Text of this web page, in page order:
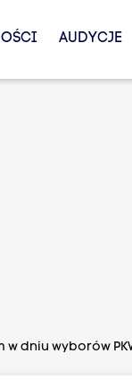
AUDYCJE
w dniu wyborów